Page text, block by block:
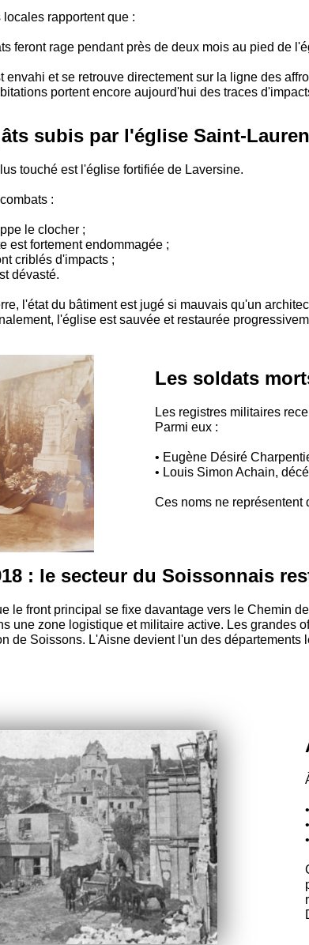
locales rapportent que :
feront rage pendant près de deux mois au pied de
envahi et se retrouve directement sur la ligne des
portent encore aujourd'hui des traces
subis par l'église Saint-
touché est l'église fortifiée de Laversine.
:
le clocher ;
est fortement endommagée ;
criblés d'impacts ;
dévasté.
l'état du bâtiment est jugé si mauvais qu'un
l'église est sauvée et restaurée
Les soldats
Les registres militaires
Parmi eux :
• Eugène Désiré
• Louis Simon Achain,
Ces noms ne représentent
: le secteur du Soissonnais
le front principal se fixe davantage vers le Chemin
une zone logistique et militaire active. Les grandes
de Soissons. L'Aisne devient l'un des départements